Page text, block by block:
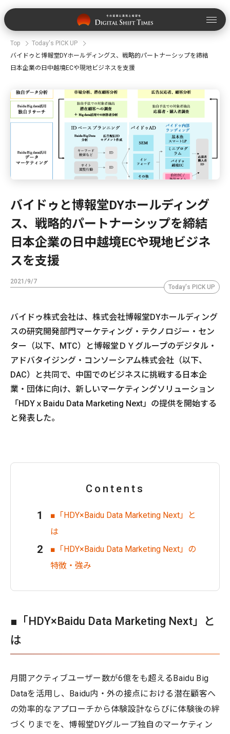
Top
Today's PICK UP
バイドゥと博報堂DYホールディングス、戦略的パートナーシップを締結
日本企業の日中越境ECや現地ビジネスを支援
バイドゥと博報堂DYホールディング
ス、戦略的パートナーシップを締結
日本企業の日中越境ECや現地ビジネ
スを支援
2021/9/7
Today's PICK UP
バイドゥ株式会社は、株式会社博報堂DYホールディング
スの研究開発部門マーケティング・テクノロジー・セン
ター（以下、MTC）と博報堂ＤＹグループのデジタル・
アドバタイジング・コンソーシアム株式会社（以下、
DAC）と共同で、中国でのビジネスに挑戦する日本企
業・団体に向け、新しいマーケティングソリューション
「HDYｘBaidu Data Marketing Next」の提供を開始する
と発表した。
Contents
■「HDY×Baidu Data Marketing Next」と
は
■「HDY×Baidu Data Marketing Next」の
特徴・強み
■「HDY×Baidu Data Marketing Next」と
は
月間アクティブユーザー数が6億をも超えるBaidu Big
Dataを活用し、Baidu内・外の接点における潜在顧客へ
の効率的なアプローチから体験設計ならびに体験後の絆
づくりまでを、博報堂DYグループ独自のマーケティン